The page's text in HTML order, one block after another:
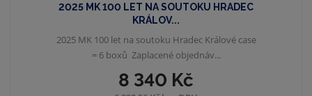
2025 MK 100 LET NA SOUTOKU HRADEC
KRÁLOV...
8 340 Kč
2025 MK 100 let na soutoku Hradec Králové case
= 6 boxů Zaplacené objednáv...